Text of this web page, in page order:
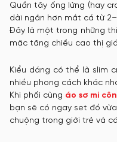
Quần tây ống lửng (hay
dài ngắn hơn mắt cá từ
Đây là một trong những
mặc tăng chiều cao thị
Kiểu dáng có thể là slim
nhiều phong cách khác
Khi phối cùng áo sơ mi
bạn sẽ có ngay set đồ
chuộng trong giới trẻ và